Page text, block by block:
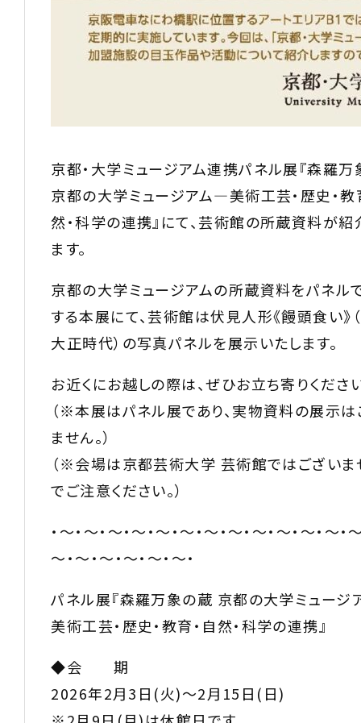
京都・大学ミュージアム連携パネル展『森羅
京都の大学ミュージアム―美術工芸・歴史・教
然・科学の連携』にて、芸術館の所蔵資料が紹
ます。
京都の大学ミュージアムの所蔵資料をパネル
する本展にて、芸術館は伏見人形《饅頭食い》
大正時代）の写真パネルを展示いたします。
お近くにお越しの際は、ぜひお立ち寄りくださ
（※本展はパネル展であり、実物資料の展示は
ません。）
（※会場は京都芸術大学 芸術館ではございま
でご注意ください。）
・～・～・～・～・～・～・～・～・～・～・～・～・
～・～・～・～・～・～・
パネル展『森羅万象の蔵 京都の大学ミュー
美術工芸・歴史・教育・自然・科学の連携』
◆会 期
2026年2月3日(火)～2月15日(日)